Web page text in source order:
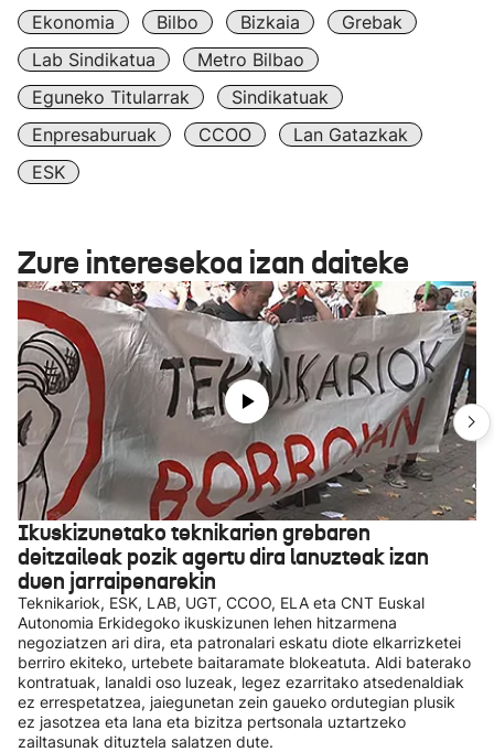
Ekonomia Bilbo Bizkaia
Grebak
Lab Sindikatua
Metro Bilbao
Eguneko Titularrak
Sindikatuak
Enpresaburuak
CCOO
Lan Gatazkak
ESK
Zure interesekoa izan daiteke
Ikuskizunetako teknikarien grebaren
deitzaileak pozik agertu dira lanuzteak izan
duen jarraipenarekin
Teknikariok, ESK, LAB, UGT, CCOO, ELA eta CNT Euskal
Autonomia Erkidegoko ikuskizunen lehen hitzarmena
negoziatzen ari dira, eta patronalari eskatu diote elkarrizketei
berriro ekiteko, urtebete baitaramate blokeatuta. Aldi baterako
kontratuak, lanaldi oso luzeak, legez ezarritako atsedenaldiak
ez errespetatzea, jaiegunetan zein gaueko ordutegian plusik
ez jasotzea eta lana eta bizitza pertsonala uztartzeko
zailtasunak dituztela salatzen dute.